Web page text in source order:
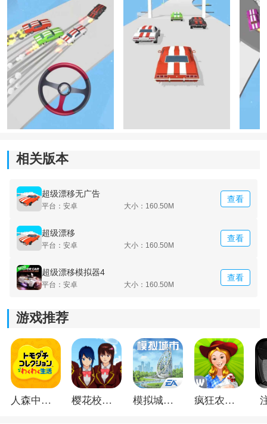
《超级漂移内置菜单》游戏优势：
1.在游戏当中为玩家准备的各种内容是特别精彩的，并且
还加入了很多新鲜的赛车
2.每次在面临各种挑战的时候，都可以让自己掌握到各种
汽车的驾驶技巧。
够一直体验下去。
相关版本
超级漂移无广告
平台：安卓 大小：160.50M
查看
超级漂移
平台：安卓 大小：160.50M
查看
超级漂移模拟器4
平台：安卓 大小：160.50M
查看
游戏推荐
人森中文版 樱花校园模拟器1.048.00中文版 模拟城市我是巿长联机版 疯狂农场3美国派19